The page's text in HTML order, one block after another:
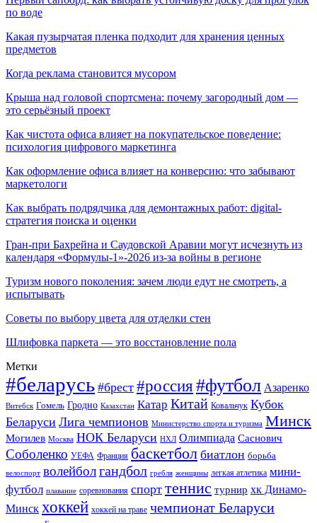
по воде
Какая пузырчатая пленка подходит для хранения ценных
предметов
Когда реклама становится мусором
Крыша над головой спортсмена: почему загородный дом —
это серьёзный проект
Как чистота офиса влияет на покупательское поведение:
психология цифрового маркетинга
Как оформление офиса влияет на конверсию: что забывают
маркетологи
Как выбрать подрядчика для демонтажных работ: digital-
стратегия поиска и оценки
Гран-при Бахрейна и Саудовской Аравии могут исчезнуть из
календаря «Формулы-1»-2026 из-за войны в регионе
Туризм нового поколения: зачем люди едут не смотреть, а
испытывать
Советы по выбору цвета для отделки стен
Шлифовка паркета — это восстановление пола
Метки
#беларусь #брест #россия#футбол Азаренко
Витебск Гомель Гродно Казахстан Катар Китай Ковальчук Кубок
Беларуси Лига чемпионов Министерство спорта и туризма Минск
Могилев Москва НОК Беларуси НХЛ Олимпиада Саснович
Соболенко УЕФА Франция баскетбол биатлон борьба
велоспорт волейболгандбол гребля женщины легкая атлетика мини-
футбол плавание соревнования спорт теннис турнир хк Динамо-
Минск хоккей хоккей на траве чемпионат Беларуси